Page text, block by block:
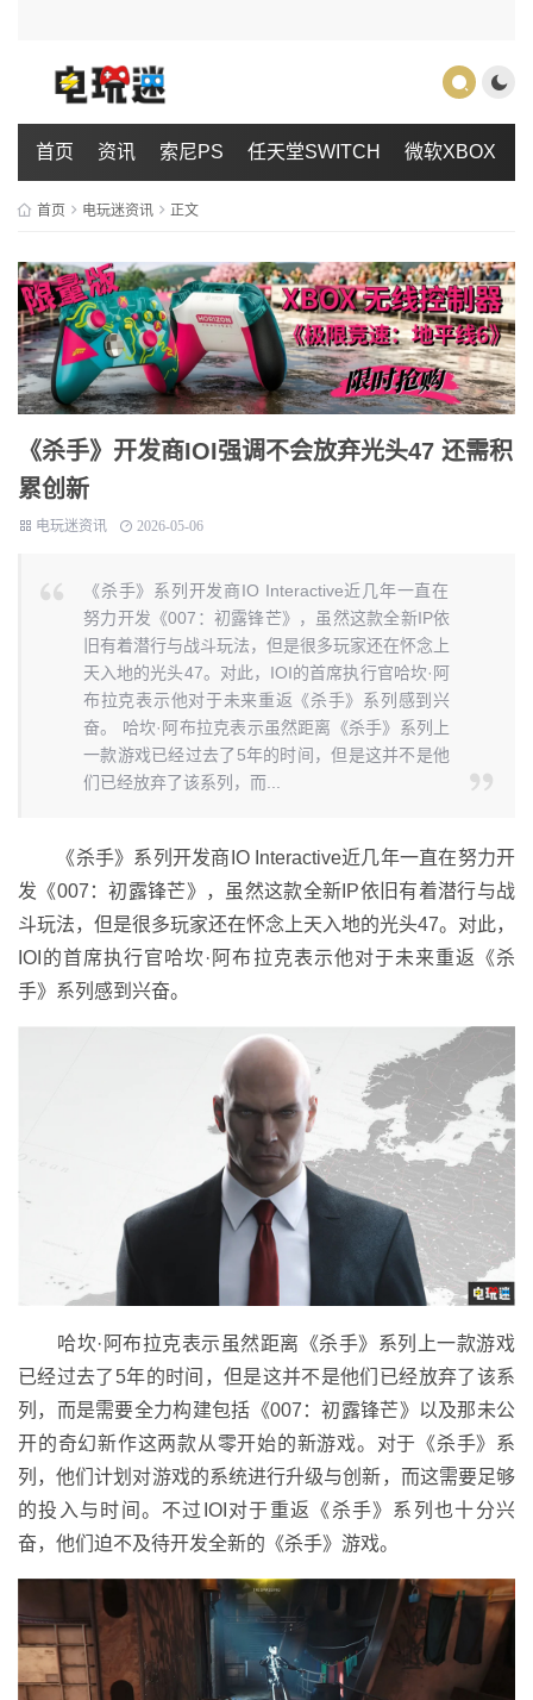
首页 资讯 索尼PS 任天堂SWITCH 微软XBOX
首页 电玩迷资讯 正文
《杀手》开发商IOI强调不会放弃光头47 还需积
累创新
电玩迷资讯 2026-05-06
《杀手》系列开发商IO Interactive近几年一直在
努力开发《007：初露锋芒》，虽然这款全新IP依
旧有着潜行与战斗玩法，但是很多玩家还在怀念上
天入地的光头47。对此，IOI的首席执行官哈坎·阿
布拉克表示他对于未来重返《杀手》系列感到兴
奋。 哈坎·阿布拉克表示虽然距离《杀手》系列上
一款游戏已经过去了5年的时间，但是这并不是他
们已经放弃了该系列，而...
《杀手》系列开发商IO Interactive近几年一直在努力开
发《007：初露锋芒》，虽然这款全新IP依旧有着潜行与战
斗玩法，但是很多玩家还在怀念上天入地的光头47。对此，
IOI的首席执行官哈坎·阿布拉克表示他对于未来重返《杀
手》系列感到兴奋。
哈坎·阿布拉克表示虽然距离《杀手》系列上一款游戏
已经过去了5年的时间，但是这并不是他们已经放弃了该系
列，而是需要全力构建包括《007：初露锋芒》以及那未公
开的奇幻新作这两款从零开始的新游戏。对于《杀手》系
列，他们计划对游戏的系统进行升级与创新，而这需要足够
的投入与时间。不过IOI对于重返《杀手》系列也十分兴
奋，他们迫不及待开发全新的《杀手》游戏。